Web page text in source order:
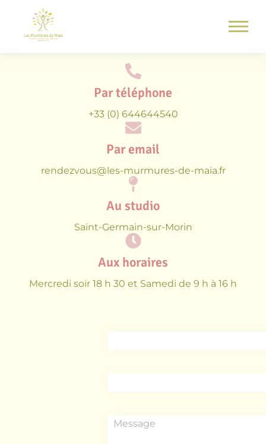
Par téléphone
+33 (0) 644644540
Par email
rendezvous@les-murmures-de-maia.fr
Au studio
Saint-Germain-sur-Morin
Aux horaires
Mercredi soir 18 h 30 et Samedi de 9 h à 16 h